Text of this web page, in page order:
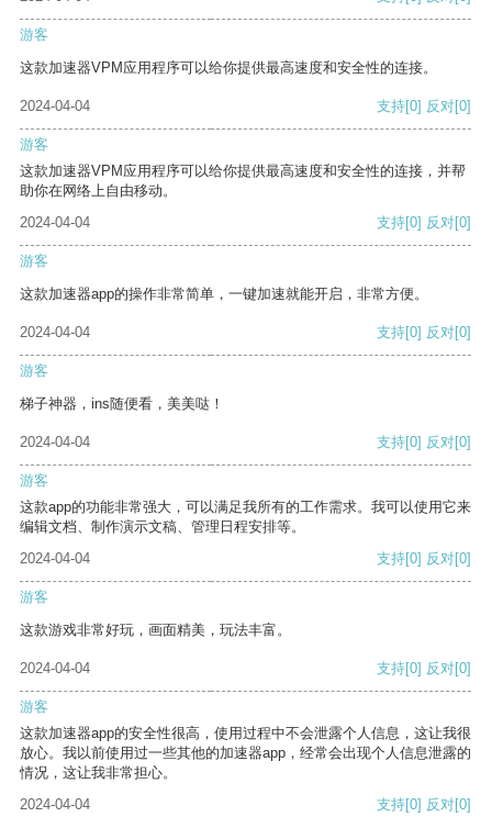
游客
这款加速器VPM应用程序可以给你提供最高速度和安全性的连接。
2024-04-04 支持[0] 反对[0]
游客
这款加速器VPM应用程序可以给你提供最高速度和安全性的连接，并帮
助你在网络上自由移动。
2024-04-04
支持[0] 反对[0]
游客
这款加速器app的操作非常简单，一键加速就能开启，非常方便。
2024-04-04 支持[0] 反对[0]
游客
梯子神器，ins随便看，美美哒！
2024-04-04 支持[0] 反对[0]
游客
这款app的功能非常强大，可以满足我所有的工作需求。我可以使用它来
编辑文档、制作演示文稿、管理日程安排等。
2024-04-04
支持[0] 反对[0]
游客
这款游戏非常好玩，画面精美，玩法丰富。
2024-04-04 支持[0] 反对[0]
游客
这款加速器app的安全性很高，使用过程中不会泄露个人信息，这让我很
放心。我以前使用过一些其他的加速器app，经常会出现个人信息泄露的
情况，这让我非常担心。
2024-04-04
支持[0] 反对[0]